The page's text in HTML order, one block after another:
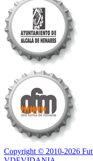
Copyright © 2010-2026